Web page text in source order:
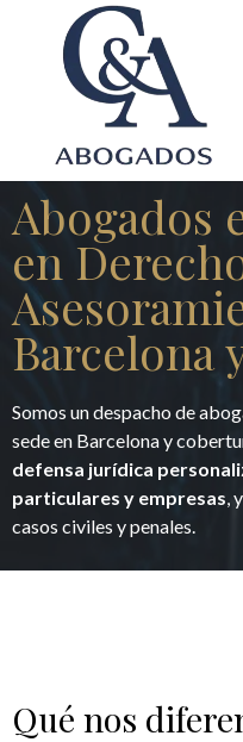
Abogados
en
Barcelona
Somos un despacho de
sede en Barcelona y
defensa jurídica
particulares y empresas,
casos civiles y penales.
Qué nos